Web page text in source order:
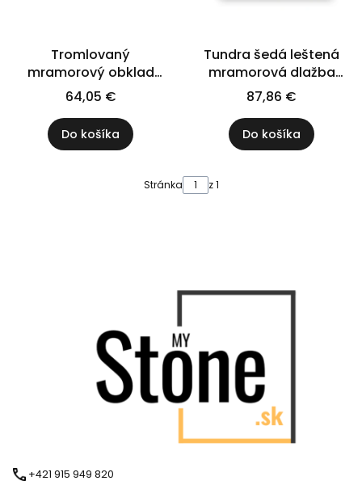
Tromlovaný
mramorový obklad
Royal White 10x30,5x1
cm
64,05 €
Do košíka
Tundra šedá leštená
mramorová dlažba
61x40,6x1,2 cm
87,86 €
Do košíka
Stránka z 1
+421 915 949 820